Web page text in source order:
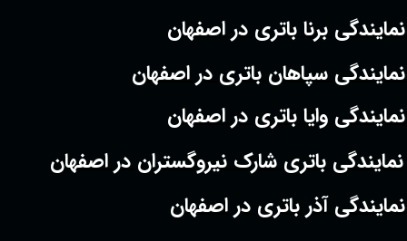
نمایندگی برنا باتری در اصفهان
نمایندگی سپاهان باتری در اصفهان
نمایندگی وایا باتری در اصفهان
نمایندگی آذر باتری در اصفهان
نمایندگی باتری شارک نیروگستران در اصفهان